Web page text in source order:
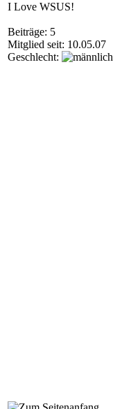
I Love WSUS!
Beiträge: 5
Mitglied seit: 10.05.07
Geschlecht: